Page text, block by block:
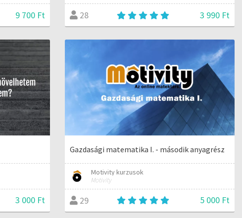
9 700 Ft 28 3 990 Ft
3 000 Ft
Gazdasági matematika I. - második anyagrész
Motivity kurzusok
Motivity
29 5 000 Ft